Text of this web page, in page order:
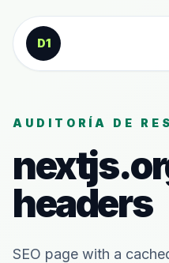
Saltar al contenido
D1
AUDITORÍA DE
headers
SEO page with a